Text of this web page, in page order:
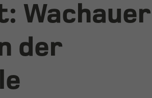
Wachauer
der